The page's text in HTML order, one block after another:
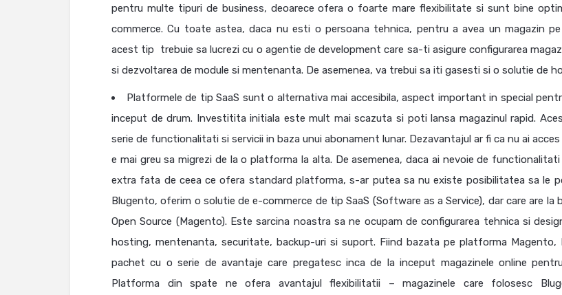
pentru multe tipuri de business, deoarece ofera o foarte mare flexibilitate si sunt bine
commerce. Cu toate astea, daca nu esti o persoana tehnica, pentru a avea un magazin
acest tip trebuie sa lucrezi cu o agentie de development care sa-ti asigure configurarea
si dezvoltarea de module si mentenanta. De asemenea, va trebui sa iti gasesti si o solutie de
Platformele de tip SaaS sunt o alternativa mai accesibila, aspect important in special
inceput de drum. Investitita initiala este mult mai scazuta si poti lansa magazinul rapid.
serie de functionalitati si servicii in baza unui abonament lunar. Dezavantajul ar fi ca nu ai
e mai greu sa migrezi de la o platforma la alta. De asemenea, daca ai nevoie de
extra fata de ceea ce ofera standard platforma, s-ar putea sa nu existe posibilitatea sa le
Blugento, oferim o solutie de e-commerce de tip SaaS (Software as a Service), dar care are la
Open Source (Magento). Este sarcina noastra sa ne ocupam de configurarea tehnica si
hosting, mentenanta, securitate, backup-uri si suport. Fiind bazata pe platforma Magento,
pachet cu o serie de avantaje care pregatesc inca de la inceput magazinele online
Platforma din spate ne ofera avantajul flexibilitatii – magazinele care folosesc